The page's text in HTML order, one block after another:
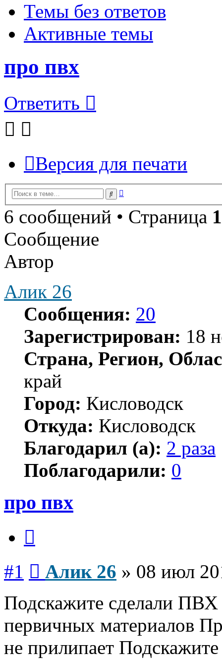
Темы без ответов
Активные темы
про пвх
Ответить
Версия для печати
Поиск
6 сообщений • Страница 1
Сообщение
Автор
Алик 26
Сообщения: 20
Зарегистрирован: 18
Страна, Регион,
край
Город: Кисловодск
Откуда: Кисловодск
Благодарил (а): 2 раза
Поблагодарили: 0
про пвх
#1 Алик 26 » 08 июл
Подскажите сделали ПВХ
первичных материалов
не прилипает